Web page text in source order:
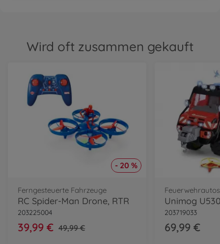
Wird oft zusammen gekauft
- 20 %
Ferngesteuerte Fahrzeuge
RC Spider-Man Drone, RTR
203225004
39,99 € 49,99 €
Feuerwehrautos
Unimog
203719033
69,99 €